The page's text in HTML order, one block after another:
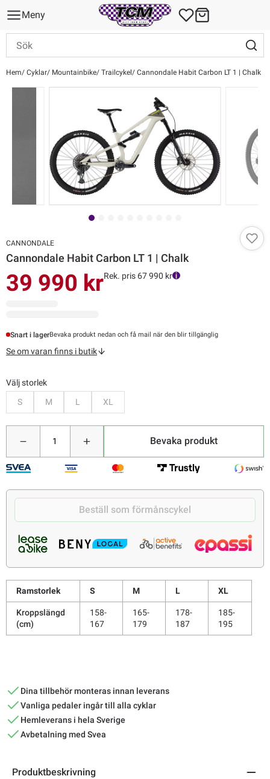
Meny
Hem Cyklar Mountainbike Trailcykel Cannondale Habit Carbon LT 1 | Chalk
CANNONDALE
Cannondale Habit Carbon LT 1 | Chalk
39 990 krRek. pris 67 990 kr
Snart i lagerBevaka produkt nedan och få mail när den blir tillgänglig
Se om varan finns i butik
Välj storlek
S
M L XL
Bevaka produkt
Beställ som förmånscykel
Ramstorlek S M L XL
Kroppslängd
(cm)
158-
167
165-
179
178-
187
185-
195
Dina tillbehör monteras innan leverans
Vanliga pedaler ingår till alla cyklar
Hemleverans i hela Sverige
Avbetalning med Svea
Produktbeskrivning